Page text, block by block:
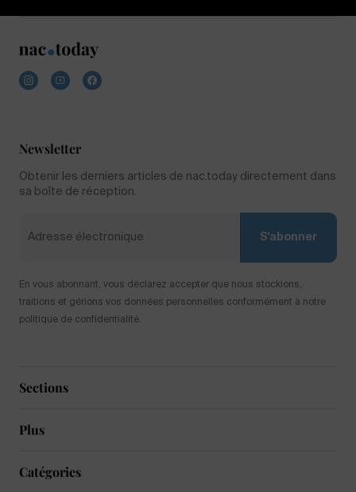
Sections
Plus
Newsletter
Obtenir les derniers articles de nac.today directement dans
sa boîte de réception.
S'abonner
En vous abonnant, vous déclarez accepter que nous stockions,
traitions et gérions vos données personnelles conformément à notre
politique de confidentialité.
Catégories